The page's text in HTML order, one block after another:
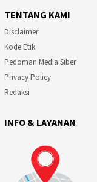
TENTANG KAMI
Disclaimer
Kode Etik
Pedoman Media Siber
Privacy Policy
Redaksi
INFO & LAYANAN